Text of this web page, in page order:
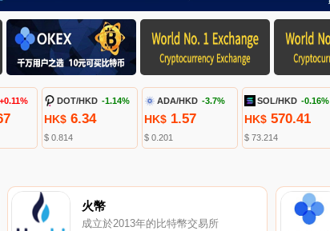
+0.11% DOT/HKD -1.14%
HK$6.34
$ 0.814
ADA/HKD -3.7%
HK$1.57
$ 0.201
SOL/HKD -0.16%
HK$ 570.41
$ 73.214
火幣
成立於2013年的比特幣交易所